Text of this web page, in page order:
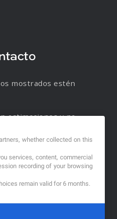
mostrados estén
estimaciones y no
whether collected on this
services, content, commercial
recording of your browsing
remain valid for 6 months.